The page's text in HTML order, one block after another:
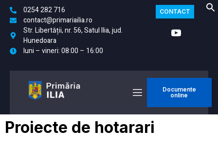
0254 282 716
contact@primariailia.ro
Str. Libertății, nr. 56, Satul Ilia, jud.
Hunedoara
luni – vineri: 08:00 – 16:00
CONTACT
Documente
online
Proiecte de hotarari